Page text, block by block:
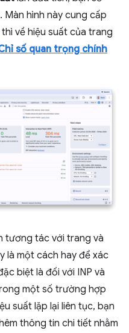
hình này cung cấp
về hiệu suất của trang
số quan trọng chính
tương tác với trang và
là một cách hay để xác
biệt là đối với INP và
một số trường hợp
suất lặp lại liên tục, bạn
thông tin chi tiết nhằm